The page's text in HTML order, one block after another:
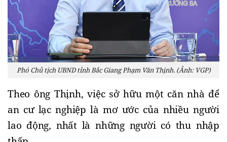
Phó Chủ tịch UBND tỉnh Bắc Giang Phạm Văn Thịnh. (Ảnh: VGP)
Theo ông Thịnh, việc sở hữu một căn nhà để
an cư lạc nghiệp là mơ ước của nhiều người
lao động, nhất là những người có thu nhập